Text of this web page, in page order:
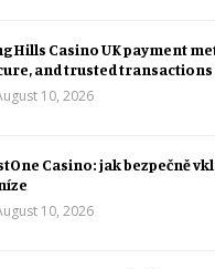
Casino UK payment
and trusted transactions
10, 2026
Casino: jak bezpečně
10, 2026